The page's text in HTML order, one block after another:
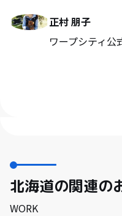
正村 朋子
ワープシティ公
北海道の関連の
WORK